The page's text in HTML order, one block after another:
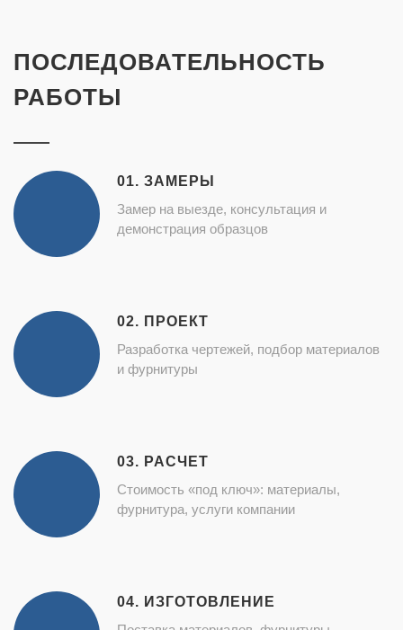
ПОСЛЕДОВАТЕЛЬНОСТЬ
РАБОТЫ
01. ЗАМЕРЫ
Замер на выезде, консультация и
демонстрация образцов
02. ПРОЕКТ
Разработка чертежей, подбор материалов
и фурнитуры
03. РАСЧЕТ
Стоимость «под ключ»: материалы,
фурнитура, услуги компании
04. ИЗГОТОВЛЕНИЕ